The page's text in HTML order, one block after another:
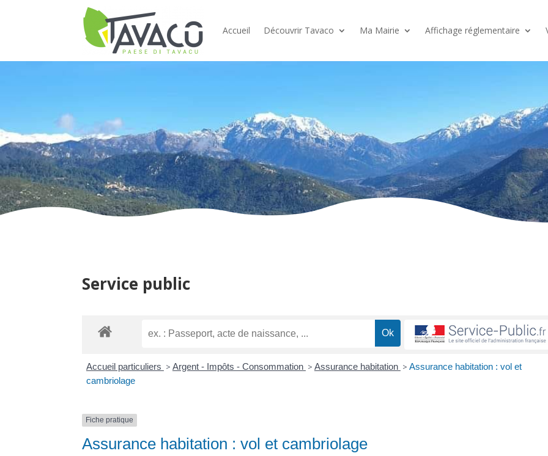
Accueil Découvrir Tavaco Ma Mairie Affichage réglementaire
Service public
Accueil particuliers > Argent - Impôts - Consommation > Assurance habitation > Assurance habitation : vol et
cambriolage
Fiche pratique
Assurance habitation : vol et cambriolage